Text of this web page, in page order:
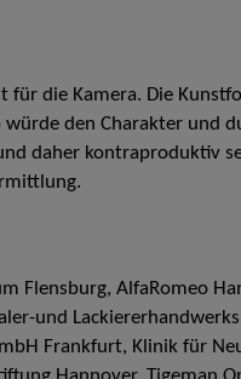
die Kamera. Die
den Charakter und
daher kontraproduktiv
Flensburg, AlfaRomeo
und
Frankfurt, Klinik für